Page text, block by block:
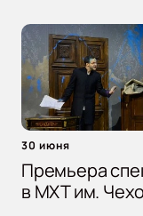
30 июня
Премьера
в МХТ им.